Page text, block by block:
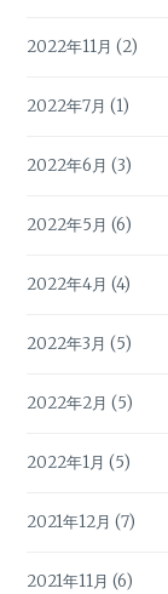
2022年11月 (2)
2022年7月 (1)
2022年6月 (3)
2022年5月 (6)
2022年4月 (4)
2022年3月 (5)
2022年2月 (5)
2022年1月 (5)
2021年12月 (7)
2021年11月 (6)